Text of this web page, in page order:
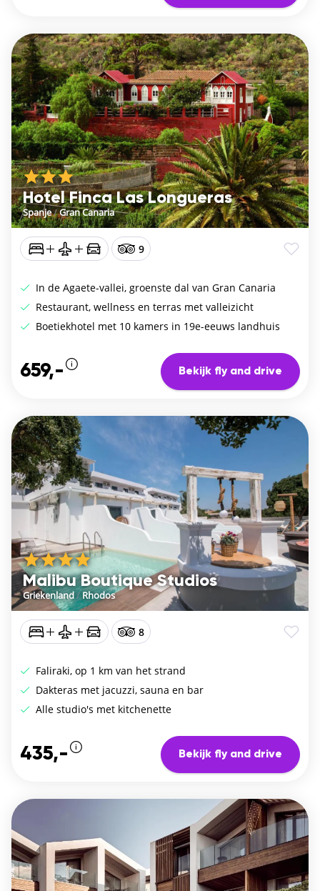
Hotel Finca Las Longueras
Spanje/Gran Canaria
9
In de Agaete-vallei, groenste dal van Gran Canaria
Restaurant, wellness en terras met valleizicht
Boetiekhotel met 10 kamers in 19e-eeuws landhuis
659,- Bekijk fly and drive
Malibu Boutique Studios
Griekenland/Rhodos
8
Faliraki, op 1 km van het strand
Dakteras met jacuzzi, sauna en bar
Alle studio's met kitchenette
435,- Bekijk fly and drive